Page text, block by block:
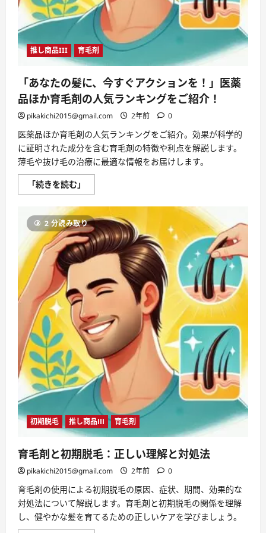
推し商品III 育毛剤
「あなたの髪に、今すぐアクションを！」医薬
品ほか育毛剤の人気ランキングをご紹介！
pikakichi2015@gmail.com 2年前 0
医薬品ほか育毛剤の人気ランキングをご紹介。効果が科学的
に証明された成分を含む育毛剤の特徴や利点を解説します。
薄毛や抜け毛の治療に最適な情報をお届けします。
「続きを読む」
な
の
髪
に、
今
す
ぐ
ア
ョ
ン
を！」
薬
品
ほ
か
育
毛
剤
の
人
気
キ
ン
グ
ご
紹
介！
に
つ
い
て
さ
ら
に
2 分読み取り
初期脱毛 推し商品Ⅲ 育毛剤
育毛剤と初期脱毛：正しい理解と対処法
pikakichi2015@gmail.com 2年前 0
育毛剤の使用による初期脱毛の原因、症状、期間、効果的な
対処法について解説します。育毛剤と初期脱毛の関係を理解
し、健やかな髪を育てるための正しいケアを学びましょう。